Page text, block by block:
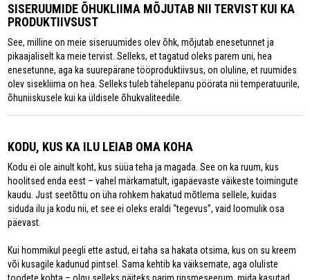
SISERUUMIDE ÕHUKLIIMA MÕJUTAB NII TERVIST KUI KA
PRODUKTIIVSUST
See, milline on meie siseruumides olev õhk, mõjutab enesetunnet ja
pikaajaliselt ka meie tervist. Selleks, et tagatud oleks parem uni, hea
enesetunne, aga ka suurepärane tööproduktiivsus, on oluline, et ruumides
olev sisekliima on hea. Selleks tuleb tähelepanu pöörata nii temperatuurile,
õhuniiskusele kui ka üldisele õhukvaliteedile.
KODU, KUS KA ILU LEIAB OMA KOHA
Kodu ei ole ainult koht, kus süüa teha ja magada. See on ka ruum, kus
hoolitsed enda eest – vahel märkamatult, igapäevaste väikeste toimingute
kaudu. Just seetõttu on üha rohkem hakatud mõtlema sellele, kuidas
siduda ilu ja kodu nii, et see ei oleks eraldi “tegevus”, vaid loomulik osa
päevast.
Kui hommikul peegli ette astud, ei taha sa hakata otsima, kus on su kreem
või kusagile kadunud pintsel. Sama kehtib ka väiksemate, aga oluliste
toodete kohta – olgu selleks näiteks parim ripsmeseerum, mida kasutad